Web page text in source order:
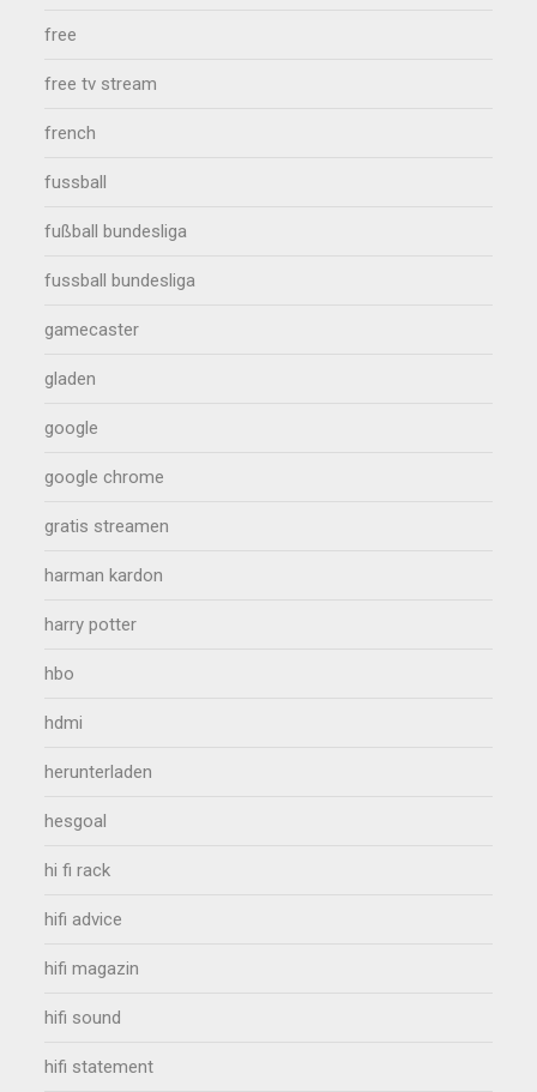
free
free tv stream
french
fussball
fußball bundesliga
fussball bundesliga
gamecaster
gladen
google
google chrome
gratis streamen
harman kardon
harry potter
hbo
hdmi
herunterladen
hesgoal
hi fi rack
hifi advice
hifi magazin
hifi sound
hifi statement